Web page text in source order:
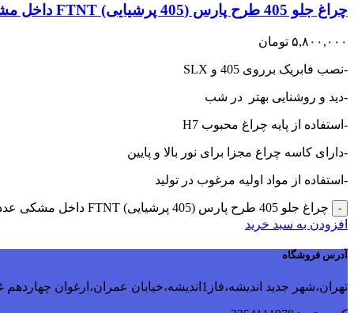
چراغ جلو 405 طرح پارس (405 پرشیایی) FTNT داخل مشکی
۵,۸۰۰,۰۰۰ تومان
-نصب فابریک برروی 405 و SLX
-دید و روشنایی بهتر در شب
-استفاده از پایه چراغ محبوب H7
-دارای کاسه چراغ مجزا برای نور بالا و پایین
-استفاده از مواد اولیه مرغوب در تولید
-
چراغ جلو 405 طرح پارس (405 پرشیایی) FTNT داخل مشکی عدد
افزودن به سبد خرید
آدرس فروشگاه
تهران،شهر جدید اندیشه،فاز1اندیشه،خیابان عمران،ارغوان چهاردهم غربی،پلاک 115